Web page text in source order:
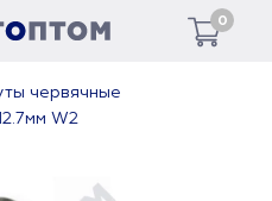
0
червячные
W2